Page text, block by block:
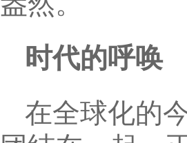
时代的呼唤
在全球化的